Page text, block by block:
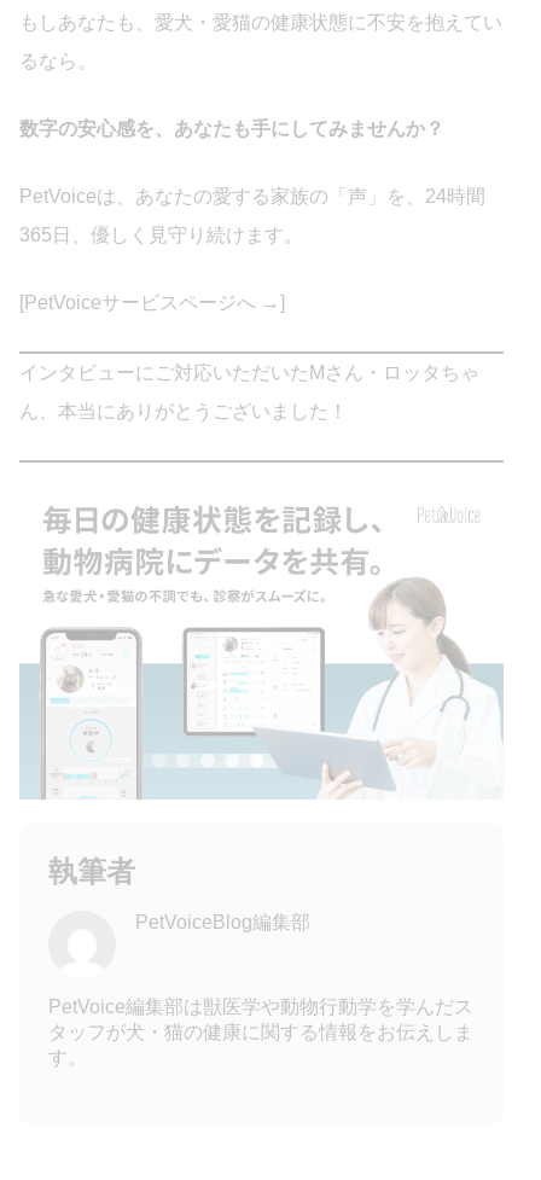
もしあなたも、愛犬・愛猫の健康状態に不安を抱えてい
るなら。
数字の安心感を、あなたも手にしてみませんか？
PetVoiceは、あなたの愛する家族の「声」を、24時間
365日、優しく見守り続けます。
[PetVoiceサービスページへ →]
インタビューにご対応いただいたMさん・ロッタちゃ
ん、本当にありがとうございました！
執筆者
PetVoiceBlog編集部
PetVoice編集部は獣医学や動物行動学を学んだス
タッフが犬・猫の健康に関する情報をお伝えしま
す。